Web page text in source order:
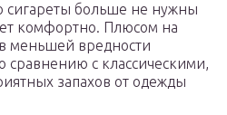
сигареты больше не нужны
комфортно. Плюсом на
в меньшей вредности
сравнению с классическими,
запахов от одежды